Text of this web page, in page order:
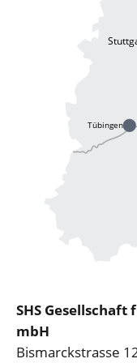
SHS
mbH
Bismarckstrasse